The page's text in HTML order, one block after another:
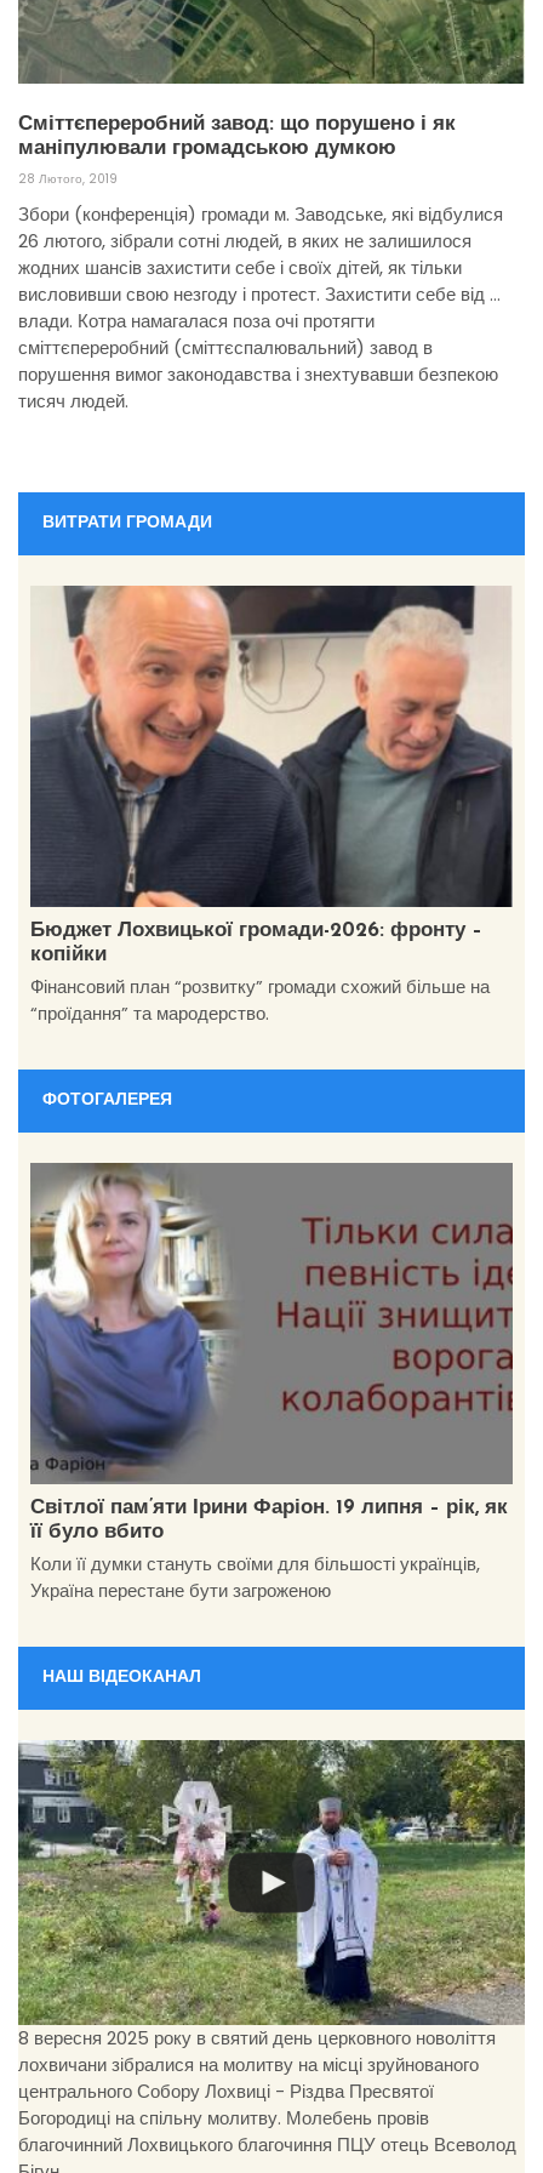
Сміттєпереробний завод: що порушено і як
маніпулювали громадською думкою
28 Лютого, 2019
Збори (конференція) громади м. Заводське, які відбулися
26 лютого, зібрали сотні людей, в яких не залишилося
жодних шансів захистити себе і своїх дітей, як тільки
висловивши свою незгоду і протест. Захистити себе від …
влади. Котра намагалася поза очі протягти
сміттєпереробний (сміттєспалювальний) завод в
порушення вимог законодавства і знехтувавши безпекою
тисяч людей.
ВИТРАТИ ГРОМАДИ
Бюджет Лохвицької громади-2026: фронту –
копійки
Фінансовий план “розвитку” громади схожий більше на
“проїдання” та мародерство.
ФОТОГАЛЕРЕЯ
Світлої пам’яти Ірини Фаріон. 19 липня – рік, як
її було вбито
Коли її думки стануть своїми для більшості українців,
Україна перестане бути загроженою
НАШ ВІДЕОКАНАЛ
8 вересня 2025 року в святий день церковного новоліття
лохвичани зібралися на молитву на місці зруйнованого
центрального Собору Лохвиці - Різдва Пресвятої
Богородиці на спільну молитву. Молебень провів
благочинний Лохвицького благочиння ПЦУ отець Всеволод